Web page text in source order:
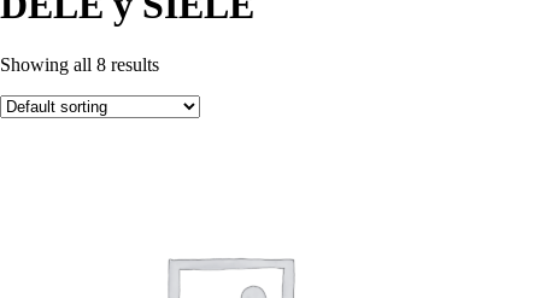
Showing all 8 results